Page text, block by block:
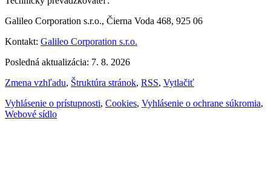
Galileo Corporation s.r.o., Čierna Voda 468, 925 06
Kontakt: Galileo Corporation s.r.o.
Posledná aktualizácia: 7. 8. 2026
Zmena vzhľadu, Štruktúra stránok, RSS, Vytlačiť
Vyhlásenie o prístupnosti, Cookies, Vyhlásenie o ochrane súkromia,
Webové sídlo